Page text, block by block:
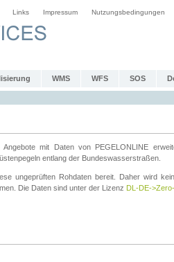
Links Impressum Nutzungsbedingungen
WMS WFS SOS
mit Daten von PEGELONLINE
entlang der Bundeswasserstraßen.
ungeprüften Rohdaten bereit. Daher wird
Die Daten sind unter der Lizenz DL-DE-